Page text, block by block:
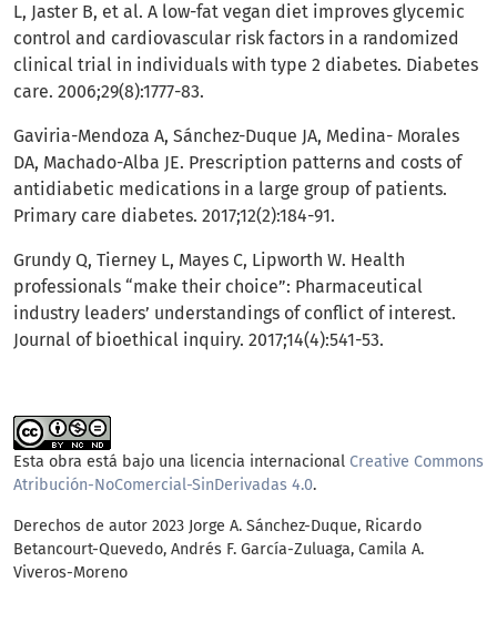
L, Jaster B, et al. A low-fat vegan diet improves glycemic
control and cardiovascular risk factors in a randomized
clinical trial in individuals with type 2 diabetes. Diabetes
care. 2006;29(8):1777-83.
Gaviria-Mendoza A, Sánchez-Duque JA, Medina- Morales
DA, Machado-Alba JE. Prescription patterns and costs of
antidiabetic medications in a large group of patients.
Primary care diabetes. 2017;12(2):184-91.
Grundy Q, Tierney L, Mayes C, Lipworth W. Health
professionals “make their choice”: Pharmaceutical
industry leaders’ understandings of conflict of interest.
Journal of bioethical inquiry. 2017;14(4):541-53.
Esta obra está bajo una licencia internacional Creative Commons
Atribución-NoComercial-SinDerivadas 4.0.
Derechos de autor 2023 Jorge A. Sánchez-Duque, Ricardo
Betancourt-Quevedo, Andrés F. García-Zuluaga, Camila A.
Viveros-Moreno